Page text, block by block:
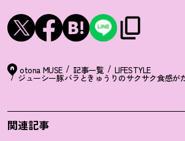
otona MUSE 記事一覧 LIFESTYLE
ジューシー豚バラときゅうりのサクサク食感が
関連記事